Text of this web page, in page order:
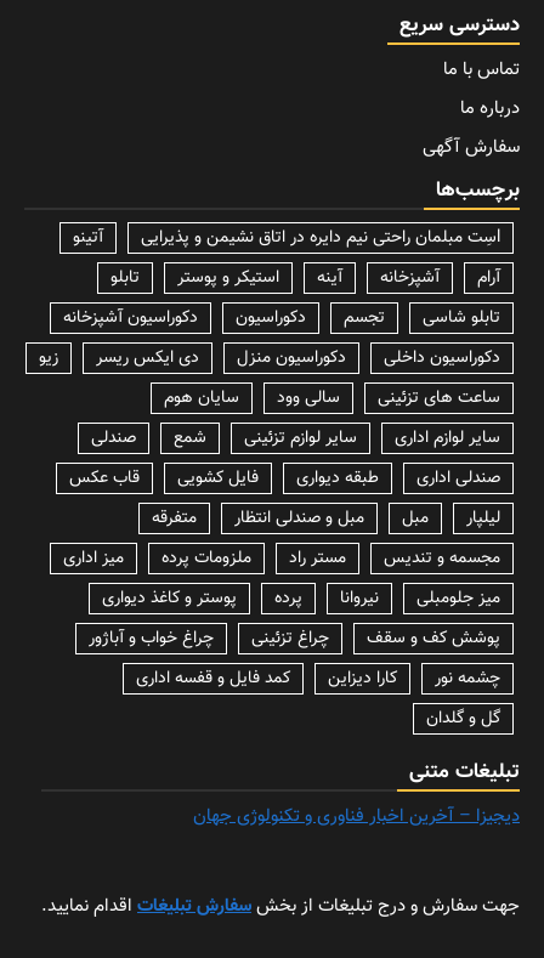
دسترسی سریع
تماس با ما
درباره ما
سفارش آگهی
برچسب‌ها
lسِت مبلمان راحتی نیم دایره در اتاق نشیمن و پذیرایی
آتینو
آرام
آشپزخانه آینه استیکر و پوستر
تابلو
تابلو شاسی
تجسم دکوراسیون
دکوراسیون آشپزخانه
دکوراسیون داخلی
دکوراسیون منزل دی ایکس ریسر
زیو
ساعت های تزئینی
سالی وود
سایان هوم
سایر لوازم اداری
سایر لوازم تزئینی شمع
صندلی
صندلی اداری
طبقه دیواری فایل کشویی
قاب عکس
لیلپار
مبل مبل و صندلی انتظار
متفرقه
مجسمه و تندیس
مستر راد ملزومات پرده
میز اداری
میز جلومبلی
نیروانا پرده
پوستر و کاغذ دیواری
پوشش کف و سقف
چراغ تزئینی
چراغ خواب و آباژور
چشمه نور
کارا دیزاین
کمد فایل و قفسه اداری
گل و گلدان
تبلیغات متنی
دیجیزا – آخرین اخبار فناوری و تکنولوژی جهان
جهت سفارش و درج تبلیغات از بخشسفارش تبلیغات اقدام نمایید.